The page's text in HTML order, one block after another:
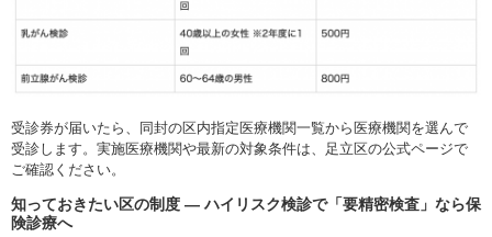
受診券が届いたら、同封の区内指定医療機関一覧から医療機関を選んで
受診します。実施医療機関や最新の対象条件は、足立区の公式ページで
ご確認ください。
知っておきたい区の制度 ― ハイリスク検診で「要精密検査」なら保
険診療へ